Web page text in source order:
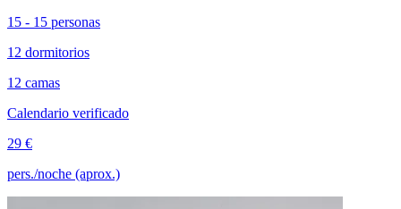
15 - 15 personas
12 dormitorios
12 camas
Calendario verificado
29 €
pers./noche (aprox.)